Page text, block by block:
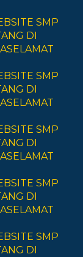
SMP
DI
SELAMAT
SMP
DI
SELAMAT
SMP
DI
SELAMAT
SMP
DI
SELAMAT
SMP
DI